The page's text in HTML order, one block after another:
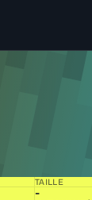
TAILLE
-